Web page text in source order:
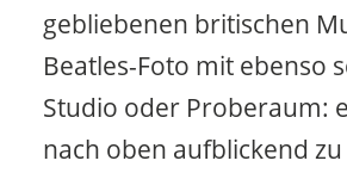
gebliebenen britischen
Beatles-Foto mit ebenso
Studio oder Proberaum:
nach oben aufblickend